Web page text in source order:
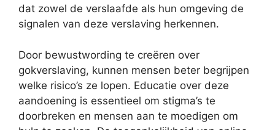
dat zowel de verslaafde als hun omgeving de
signalen van deze verslaving herkennen.
Door bewustwording te creëren over
gokverslaving, kunnen mensen beter begrijpen
welke risico’s ze lopen. Educatie over deze
aandoening is essentieel om stigma’s te
doorbreken en mensen aan te moedigen om